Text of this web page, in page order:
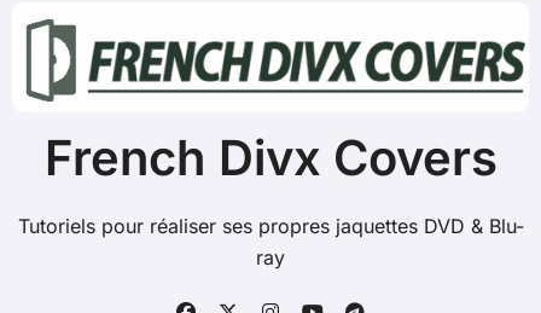
French Divx Covers
Tutoriels pour réaliser ses propres jaquettes DVD & Blu-
ray